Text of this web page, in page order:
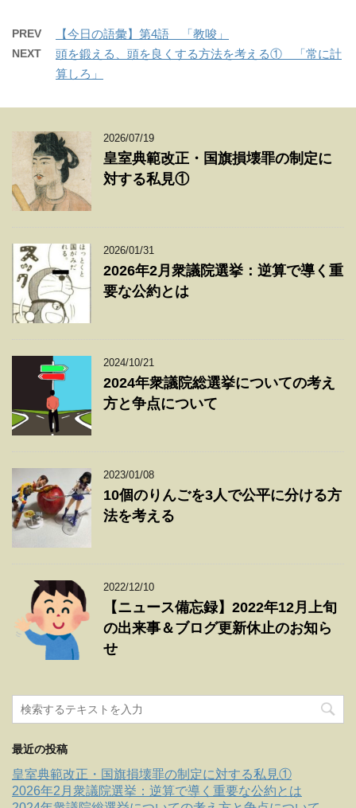
PREV 【今日の語彙】第4語 「教唆」
NEXT
頭を鍛える、頭を良くする方法を考える① 「常に計
算しろ」
2026/07/19
皇室典範改正・国旗損壊罪の制定に
対する私見①
2026/01/31
2026年2月衆議院選挙：逆算で導く重
要な公約とは
2024/10/21
2024年衆議院総選挙についての考え
方と争点について
2023/01/08
10個のりんごを3人で公平に分ける方
法を考える
2022/12/10
【ニュース備忘録】2022年12月上旬
の出来事＆ブログ更新休止のお知ら
せ
最近の投稿
皇室典範改正・国旗損壊罪の制定に対する私見①
2026年2月衆議院選挙：逆算で導く重要な公約とは